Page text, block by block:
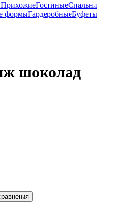
ПрихожиеГостиныеСпальни
формыГардеробныеБуфеты
шоколад